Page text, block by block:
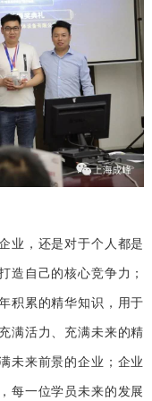
业，还是对于个人都是
造自己的核心竞争力；
积累的精华知识，用于
满活力、充满未来的精
未来前景的企业；企业
每一位学员未来的发展